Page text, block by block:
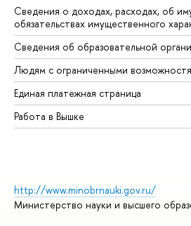
Сведения о доходах, расходах, об
обязательствах имущественного
Сведения об образовательной
Людям с ограниченными
Единая платежная страница
Работа в Вышке
http://www.minobrnauki.gov.ru/
Министерство науки и высшего